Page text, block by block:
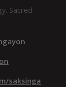
Sacred
saksinga